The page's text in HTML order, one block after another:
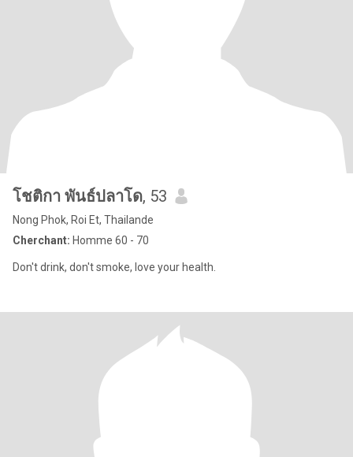
โชติกา พันธ์ปลาโด, 53
Nong Phok, Roi Et, Thailande
Cherchant: Homme 60 - 70
Don't drink, don't smoke, love your health.